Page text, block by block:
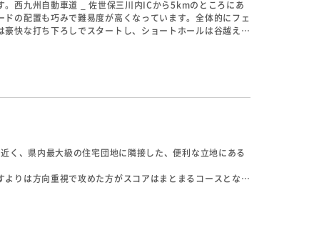
西九州自動車道 _ 佐世保三川内ICから5kmのところにあ
の配置も巧みで難易度が高くなっています。全体的にフェ
快な打ち下ろしでスタートし、ショートホールは谷越えで
、夏は涼しい中でプレーを楽しめます。
く、県内最大級の住宅団地に隣接した、便利な立地にある
りは方向重視で攻めた方がスコアはまとまるコースとなっ
、グリーンには傾斜があり難しく、正確なパッティングが